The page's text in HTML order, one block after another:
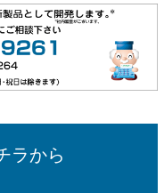
ラから